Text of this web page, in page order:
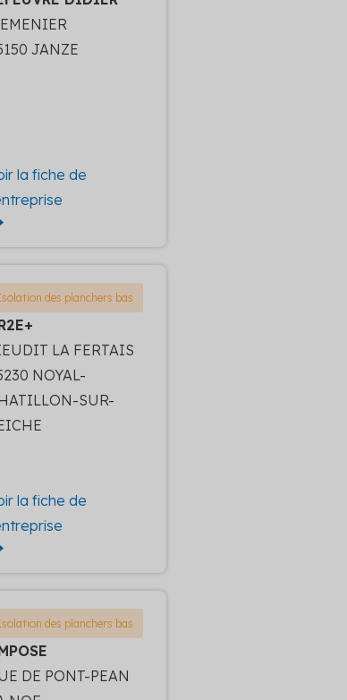
JANZE
la fiche de
des planchers bas
LA FERTAIS
NOYAL-
SUR-
la fiche de
des planchers bas
DE PONT-PEAN